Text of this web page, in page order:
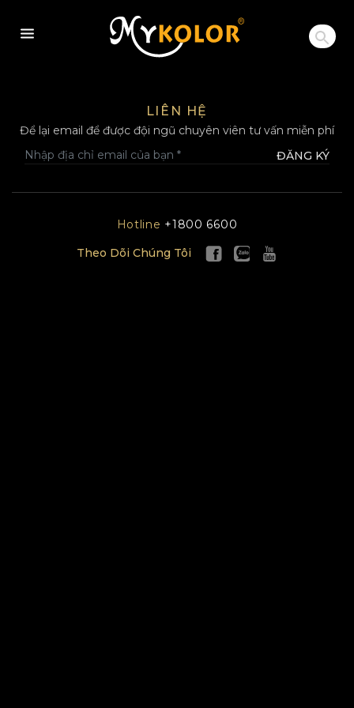
MYKOLOR
LIÊN HỆ
Để lại email để được đội ngũ chuyên viên tư vấn miễn phí
ĐĂNG KÝ
Hotline +1800 6600
Theo Dõi Chúng Tôi